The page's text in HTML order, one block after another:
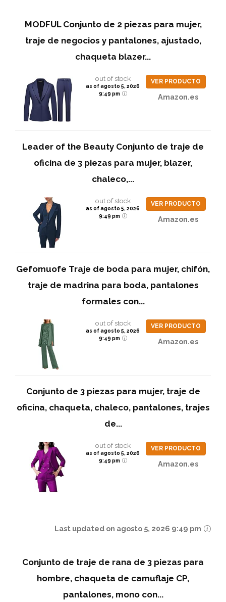
MODFUL Conjunto de 2 piezas para mujer,
traje de negocios y pantalones, ajustado,
chaqueta blazer...
out of stock
as of agosto 5, 2026
9:49 pm
VER PRODUCTO
Amazon.es
Leader of the Beauty Conjunto de traje de
oficina de 3 piezas para mujer, blazer,
chaleco,...
out of stock
as of agosto 5, 2026
9:49 pm
VER PRODUCTO
Amazon.es
Gefomuofe Traje de boda para mujer, chifón,
traje de madrina para boda, pantalones
formales con...
out of stock
as of agosto 5, 2026
9:49 pm
VER PRODUCTO
Amazon.es
Conjunto de 3 piezas para mujer, traje de
oficina, chaqueta, chaleco, pantalones, trajes
de...
out of stock
as of agosto 5, 2026
9:49 pm
VER PRODUCTO
Amazon.es
Last updated on agosto 5, 2026 9:49 pm
Conjunto de traje de rana de 3 piezas para
hombre, chaqueta de camuflaje CP,
pantalones, mono con...